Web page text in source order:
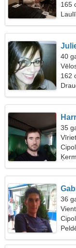
165
40
162
35
36